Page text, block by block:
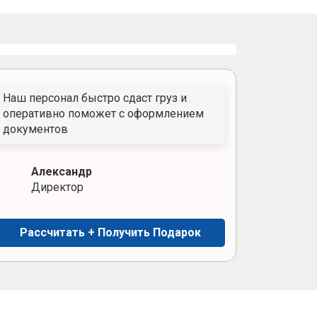
Наш персонал быстро сдаст груз и
оперативно поможет с оформлением
документов
Александр
Директор
Рассчитать + Получить Подарок